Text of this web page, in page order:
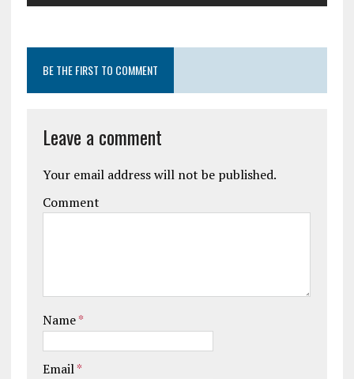
BE THE FIRST TO COMMENT
Leave a comment
Your email address will not be published.
Comment
Name*
Email*